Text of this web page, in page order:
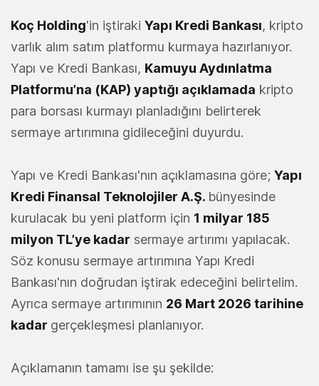
Koç Holding'in iştiraki Yapı Kredi Bankası, kripto
varlık alım satım platformu kurmaya hazırlanıyor.
Yapı ve Kredi Bankası, Kamuyu Aydınlatma
Platformu’na (KAP) yaptığı açıklamada kripto
para borsası kurmayı planladığını belirterek
sermaye artırımına gidileceğini duyurdu.
Yapı ve Kredi Bankası'nın açıklamasına göre; Yapı
Kredi Finansal Teknolojiler A.Ş. bünyesinde
kurulacak bu yeni platform için 1 milyar 185
milyon TL’ye kadar sermaye artırımı yapılacak.
Söz konusu sermaye artırımına Yapı Kredi
Bankası'nın doğrudan iştirak edeceğini belirtelim.
Ayrıca sermaye artırımının 26 Mart 2026 tarihine
kadar gerçekleşmesi planlanıyor.
Açıklamanın tamamı ise şu şekilde: